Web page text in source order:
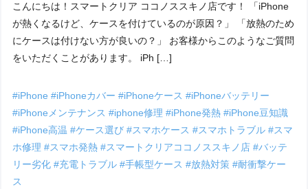
こんにちは！スマートクリア ココノススキノ店です！ 「iPhone
が熱くなるけど、ケースを付けているのが原因？」 「放熱のため
にケースは付けない方が良いの？」 お客様からこのようなご質問
をいただくことがあります。 iPh […]
#iPhone#iPhoneカバー#iPhoneケース#iPhoneバッテリー
#iPhoneメンテナンス#iphone修理#iPhone発熱#iPhone豆知識
#iPhone高温#ケース選び#スマホケース#スマホトラブル#スマ
ホ修理#スマホ発熱#スマートクリアココノススキノ店#バッテ
リー劣化#充電トラブル#手帳型ケース#放熱対策#耐衝撃ケー
ス